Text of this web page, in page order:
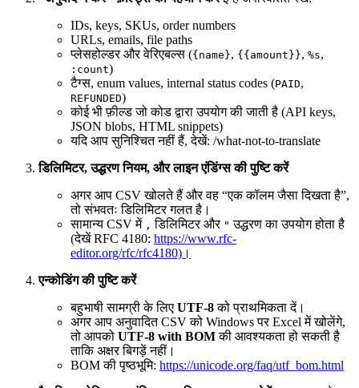
IDs, keys, SKUs, order numbers
URLs, emails, file paths
प्लेसहोल्डर और वेरिएबल्स ({name}, {{amount}}, %s,
:count)
टैग्स, enum values, internal status codes (PAID,
REFUNDED)
कोई भी फ़ील्ड जो कोड द्वारा उपयोग की जाती है (API keys,
JSON blobs, HTML snippets)
यदि आप सुनिश्चित नहीं हैं, देखें: /what-not-to-translate
डिलिमिटर, उद्धरण नियम, और लाइन एंडिंग्स की पुष्टि करें
अगर आप CSV खोलते हैं और वह “एक कॉलम जैसा दिखता है”,
तो संभवतः डिलिमिटर गलत है।
सामान्य CSV में , डिलिमिटर और " उद्धरण का उपयोग होता है
(देखें RFC 4180: https://www.rfc-
editor.org/rfc/rfc4180)।
एन्कोडिंग की पुष्टि करें
बहुभाषी सामग्री के लिए UTF‑8को प्राथमिकता दें।
अगर आप अनुवादित CSV को Windows पर Excel में खोलेंगे,
तो आपको UTF‑8 with BOMकी आवश्यकता हो सकती है
ताकि अक्षर बिगड़ें नहीं।
BOM की पृष्ठभूमि: https://unicode.org/faq/utf_bom.html